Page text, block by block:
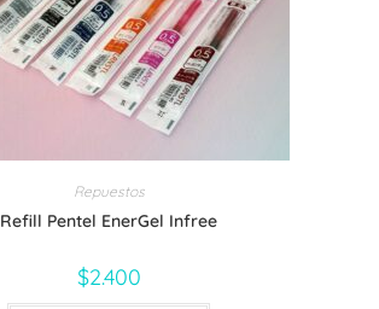
Repuestos
Refill Pentel EnerGel Infree
$2.400